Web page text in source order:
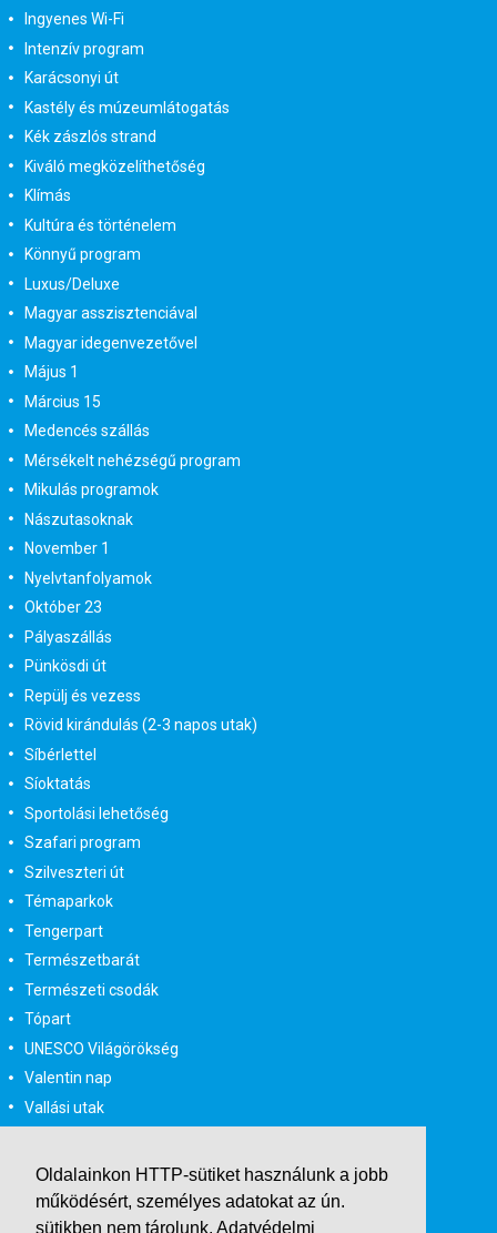
Oldalainkon HTTP-sütiket használunk a jobb
működésért, személyes adatokat az ún.
sütikben nem tárolunk. Adatvédelmi
Ingyenes Wi-Fi
Intenzív program
Karácsonyi út
Kastély és múzeumlátogatás
Kék zászlós strand
Kiváló megközelíthetőség
Klímás
Kultúra és történelem
Könnyű program
Luxus/Deluxe
Magyar asszisztenciával
Magyar idegenvezetővel
Május 1
Március 15
Medencés szállás
Mérsékelt nehézségű program
Mikulás programok
Nászutasoknak
November 1
Nyelvtanfolyamok
Október 23
Pályaszállás
Pünkösdi út
Repülj és vezess
Rövid kirándulás (2-3 napos utak)
Síbérlettel
Síoktatás
Sportolási lehetőség
Szafari program
Szilveszteri út
Témaparkok
Tengerpart
Természetbarát
Természeti csodák
Tópart
UNESCO Világörökség
Valentin nap
Vallási utak
Városlátogatás egyénileg
Velencei karnevál
Vidéki felszállással